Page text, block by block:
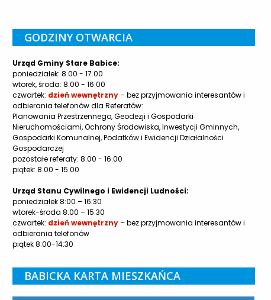
GODZINY OTWARCIA
Urząd Gminy Stare Babice:
poniedziałek: 8.00 - 17.00
wtorek, środa: 8.00 - 16.00
czwartek: dzień wewnętrzny– bez przyjmowania interesantów i
odbierania telefonów dla Referatów:
Planowania Przestrzennego, Geodezji i Gospodarki
Nieruchomościami, Ochrony Środowiska, Inwestycji Gminnych,
Gospodarki Komunalnej, Podatków i Ewidencji Działalności
Gospodarczej
pozostałe referaty: 8.00 - 16.00
piątek: 8.00 - 15.00
Urząd Stanu Cywilnego i Ewidencji Ludności:
poniedziałek 8:00 – 16:30
wtorek-środa 8:00 – 15:30
czwartek: dzień wewnętrzny– bez przyjmowania interesantów i
odbierania telefonów
piątek 8:00-14:30
BABICKA KARTA MIESZKAŃCA